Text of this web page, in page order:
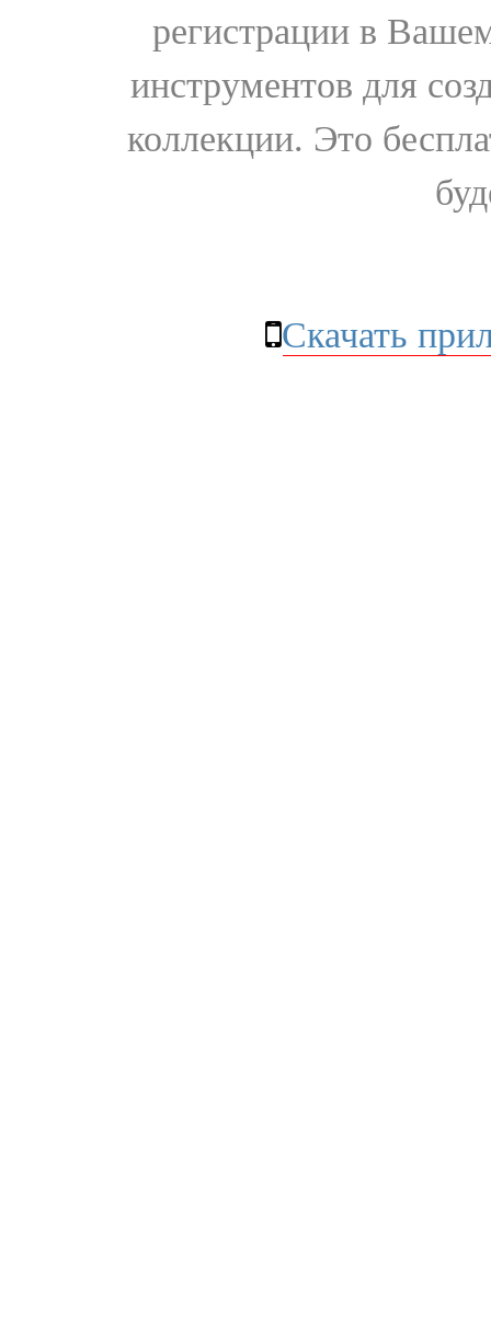
регистрации в
инструментов для
коллекции. Это
Скачать